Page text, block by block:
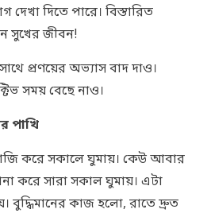
দেখা দিতে পারে। বিস্তারিত
সুখের জীবন!
প্রণয়ের অভ্যাস বাদ দাও।
সময় বেছে নাও।
পাখি
করে সকালে ঘুমায়। কেউ আবার
করে সারা সকাল ঘুমায়। এটা
বুদ্ধিমানের কাজ হলো, রাতে দ্রুত